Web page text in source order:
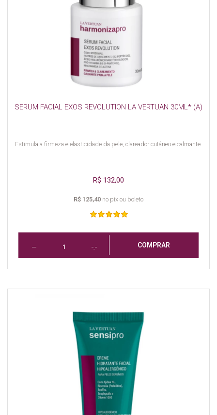
SERUM FACIAL EXOS REVOLUTION LA VERTUAN 30ML* (A)
Estimula a firmeza e elasticidade da pele, clareador cutâneo e calmante.
R$ 132,00
R$ 125,40 no pix ou boleto
COMPRAR